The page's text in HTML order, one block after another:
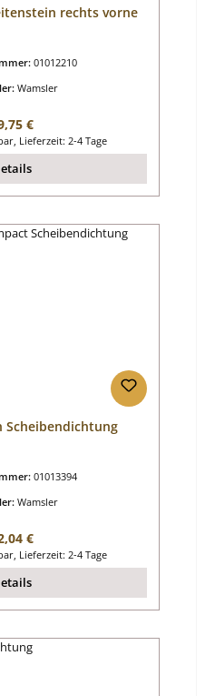
rechts vorne
01012210
Wamsler
Preis:
€
Lieferzeit: 2-4 Tage
Scheibendichtung
01013394
Wamsler
Preis:
€
Lieferzeit: 2-4 Tage